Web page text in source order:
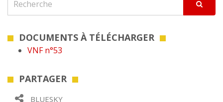
DOCUMENTS À TÉLÉCHARGER
VNF n°53
PARTAGER
BLUESKY